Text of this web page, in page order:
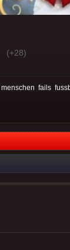
(+28)
menschen fails